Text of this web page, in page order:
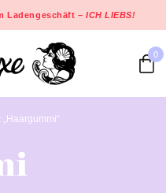
Ladengeschäft –ICH LIEBS!
0